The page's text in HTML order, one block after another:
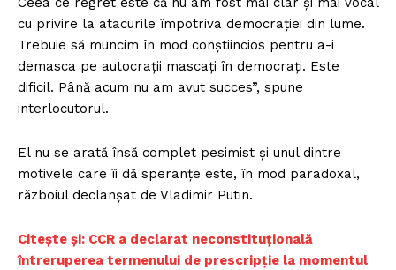
cu privire la atacurile împotriva democrației din lume.
Trebuie să muncim în mod conștiincios pentru a-i
demasca pe autocrații mascați în democrați. Este
dificil. Până acum nu am avut succes”, spune
interlocutorul.
El nu se arată însă complet pesimist și unul dintre
motivele care îi dă speranțe este, în mod paradoxal,
războiul declanșat de Vladimir Putin.
Citește și: CCR a declarat neconstituţională
întreruperea termenului de prescripţie la momentul